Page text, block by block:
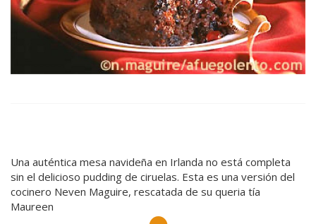
Una auténtica mesa navideña en Irlanda no está completa
sin el delicioso pudding de ciruelas. Esta es una versión del
cocinero Neven Maguire, rescatada de su queria tía
Maureen